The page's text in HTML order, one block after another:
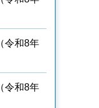
令和8年
令和8年